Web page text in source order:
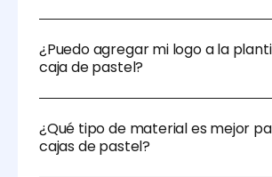
personalizables. Simplemente
dimensiones de tu pastel y ajusta la
que coincida con tus especificaciones
¿Puedo agregar mi logo a la
caja de pastel?
marca y otros gráficos para
reflejar tu identidad de marca.
¿Qué tipo de material es mejor
cajas de pastel?